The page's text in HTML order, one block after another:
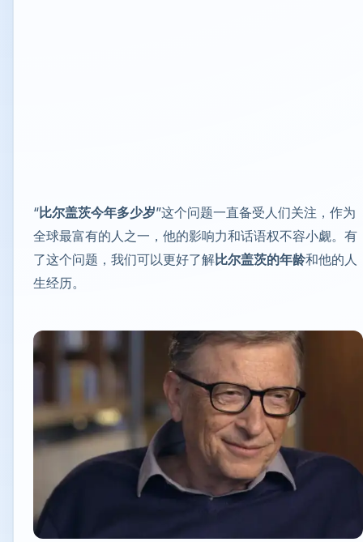
“比尔盖茨今年多少岁”这个问题一直备受人们关注，作为
全球最富有的人之一，他的影响力和话语权不容小觑。有
了这个问题，我们可以更好了解比尔盖茨的年龄和他的人
生经历。